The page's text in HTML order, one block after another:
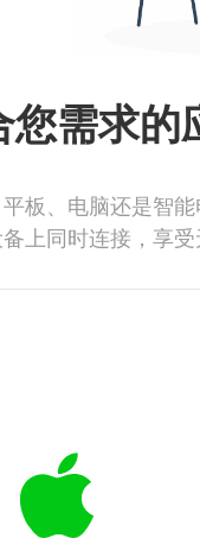
需求的
板、电脑还是智能
上同时连接，享受